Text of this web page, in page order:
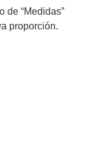
de “Medidas”
proporción.